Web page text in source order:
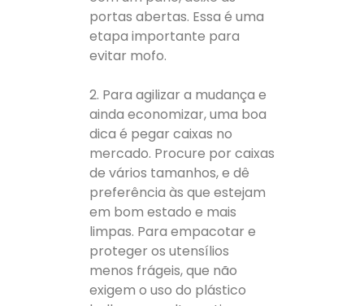
portas abertas. Essa é uma
etapa importante para
evitar mofo.
2. Para agilizar a mudança e
ainda economizar, uma boa
dica é pegar caixas no
mercado. Procure por caixas
de vários tamanhos, e dê
preferência às que estejam
em bom estado e mais
limpas. Para empacotar e
proteger os utensílios
menos frágeis, que não
exigem o uso do plástico